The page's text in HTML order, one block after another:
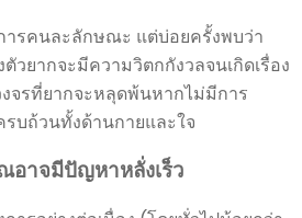
ารคนละลักษณะ แต่บ่อยครั้งพบว่า
วยากจะมีความวิตกกังวลจนเกิดเรื่อง
งจรที่ยากจะหลุดพ้นหากไม่มีการ
บถ้วนทั้งด้านกายและใจ
าจมีปัญหาหลั่งเร็ว